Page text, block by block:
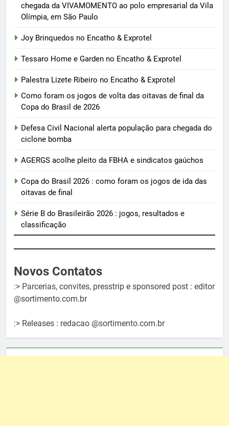
chegada da VIVAMOMENTO ao polo empresarial da Vila
Olímpia, em São Paulo
Joy Brinquedos no Encatho & Exprotel
Tessaro Home e Garden no Encatho & Exprotel
Palestra Lizete Ribeiro no Encatho & Exprotel
Como foram os jogos de volta das oitavas de final da
Copa do Brasil de 2026
Defesa Civil Nacional alerta população para chegada do
ciclone bomba
AGERGS acolhe pleito da FBHA e sindicatos gaúchos
Copa do Brasil 2026 : como foram os jogos de ida das
oitavas de final
Série B do Brasileirão 2026 : jogos, resultados e
classificação
Novos Contatos
:> Parcerias, convites, presstrip e sponsored post : editor
@sortimento.com.br
:> Releases : redacao @sortimento.com.br